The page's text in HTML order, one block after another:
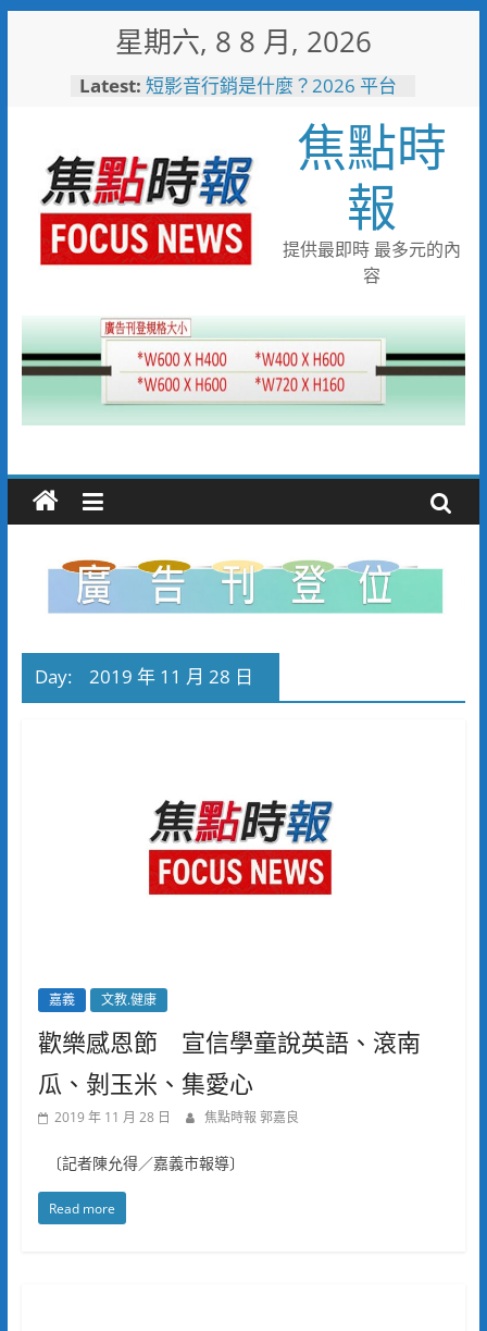
星期六, 8 8 月, 2026
Latest: 短影音行銷是什麼？2026 平台
日本花藝大師梅垣稔抵台交流
「花見日和」展現台日花藝文化
魅力 8月8日精彩展演登場
彰化縣長參選人魏平政彰化造
勢 喊福利超越六都承接王惠美
施政再升級
救護量能再升級！彰化聯合捐贈
4輛高規格救護車 首配全自動
中正地下道排水溝夜間清淤 水
利局:請用路人減速慢行
焦點時
報
提供最即時 最多元的內
容
Day: 2019 年 11 月 28 日
嘉義 文教.健康
歡樂感恩節 宣信學童說英語、滾南
瓜、剝玉米、集愛心
2019 年 11 月 28 日 焦點時報 郭嘉良
〔記者陳允得／嘉義市報導〕
Read more